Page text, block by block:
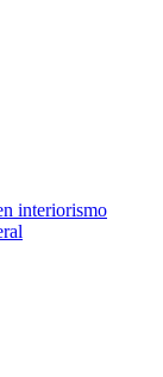
interiorismo